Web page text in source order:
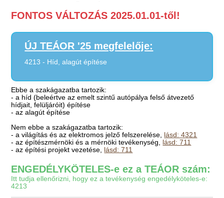
FONTOS VÁLTOZÁS 2025.01.01-től!
ÚJ TEÁOR '25 megfelelője:
4213 - Híd, alagút építése
Ebbe a szakágazatba tartozik:
- a híd (beleértve az emelt szintű autópálya felső átvezető
hídjait, felüljáróit) építése
- az alagút építése
Nem ebbe a szakágazatba tartozik:
- a világítás és az elektromos jelző felszerelése, lásd: 4321
- az építészmérnöki és a mérnöki tevékenység, lásd: 711
- az építési projekt vezetése, lásd: 711
ENGEDÉLYKÖTELES-e ez a TEÁOR szám:
Itt tudja ellenőrizni, hogy ez a tevékenység engedélyköteles-e:
4213